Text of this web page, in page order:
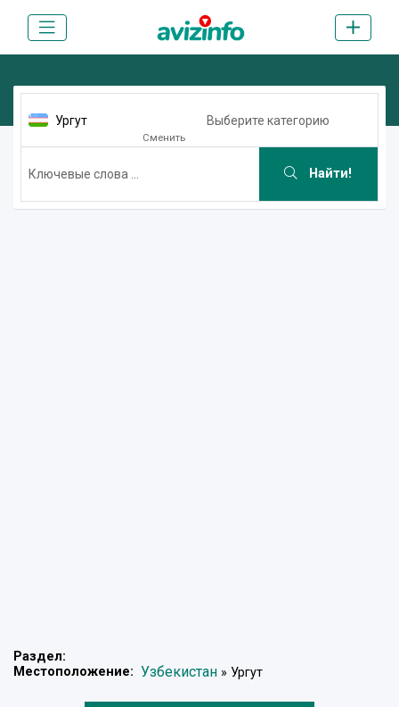
Ургут
Сменить
Выберите категорию
Найти!
Раздел:
Местоположение: Узбекистан » Ургут